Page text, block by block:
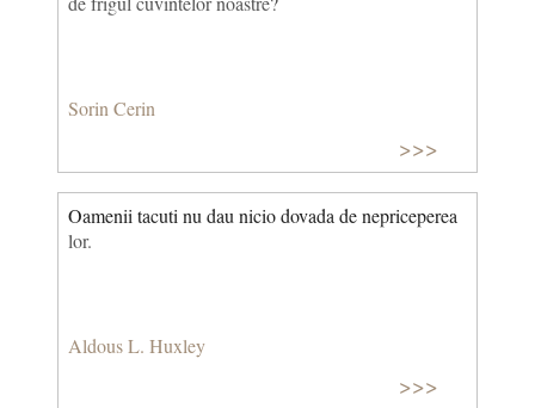
Sorin Cerin
>>>
Oamenii tacuti nu dau nicio dovada de nepriceperea
lor.
Aldous L. Huxley
>>>